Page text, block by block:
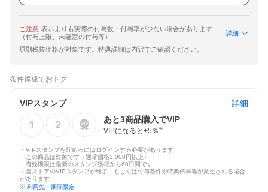
ご注意 表示よりも実際の付与数・付与率が少ない場合があります
（付与上限、未確定の付与等）
詳細
原則税抜価格が対象です。特典詳細は内訳でご確認ください。
条件達成でおトク
VIPスタンプ
詳細
あと3商品購入でVIP
VIPになると+5 ％ ※
・VIPスタンプを貯めるにはログインする必要があります
・この商品は対象です（通常価格3,000円以上）
・有効期限は最新のスタンプ獲得から60日間です
・当ストアのVIPスタンプが終了、もしくは付与条件や特典倍率等が変更される場合
があります
※ 利用先・期間限定